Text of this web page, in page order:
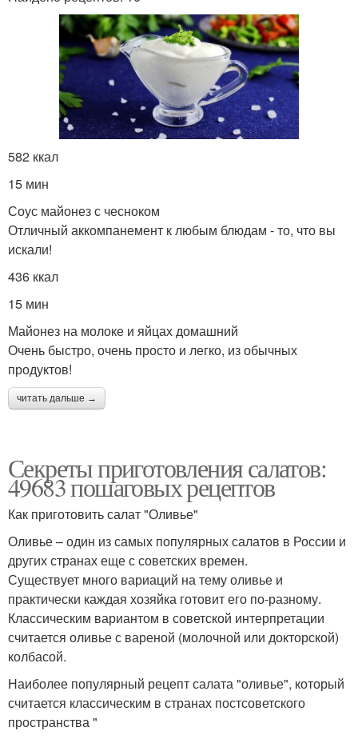
582 ккал
15 мин
Соус майонез с чесноком
Отличный аккомпанемент к любым блюдам - то, что вы
искали!
436 ккал
15 мин
Майонез на молоке и яйцах домашний
Очень быстро, очень просто и легко, из обычных
продуктов!
читать дальше →
Секреты приготовления салатов:
49683 пошаговых рецептов
Как приготовить салат "Оливье"
Оливье – один из самых популярных салатов в России и
других странах еще с советских времен.
Существует много вариаций на тему оливье и
практически каждая хозяйка готовит его по-разному.
Классическим вариантом в советской интерпретации
считается оливье с вареной (молочной или докторской)
колбасой.
Наиболее популярный рецепт салата "оливье", который
считается классическим в странах постсоветского
пространства "